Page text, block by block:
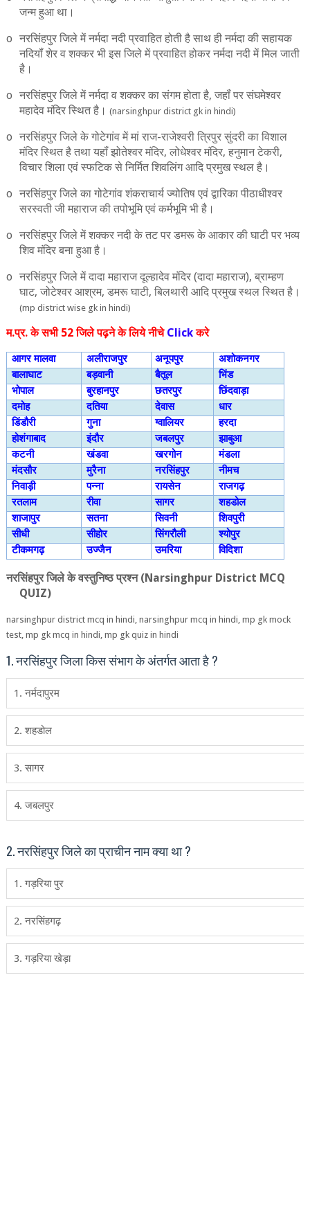
जन्‍म हुआ था।
o नरसिंहपुर जिले में नर्मदा नदी प्रवाहित होती है साथ ही नर्मदा की सहायक
नदियॉं शेर व शक्‍कर भी इस जिले में प्रवाहित होकर नर्मदा नदी में मिल जाती
है।
o नरसिंहपुर जिले में नर्मदा व शक्‍कर का संगम होता है, जहॉं पर संघमेश्‍वर
महादेव मंदिर स्थित है। (narsinghpur district gk in hindi)
o नरसिंहपुर जिले के गोटेगांव में मां राज-राजेश्‍वरी त्रिपुर सुंदरी का विशाल
मंदिर स्थित है तथा यहॉं झोतेश्‍वर मंदिर, लोधेश्‍वर मंदिर, हनुमान टेकरी,
विचार शिला एवं स्‍फटिक से निर्मित शिवलिंग आदि प्रमुख स्‍थल है।
o नरसिंहपुर जिले का गोटेगांव शंकराचार्य ज्‍योतिष एवं द्वारिका पीठाधीश्‍वर
सरस्‍वती जी महाराज की तपोभूमि एवं कर्मभूमि भी है।
o नरसिंहपुर जिले में शक्‍कर नदी के तट पर डमरू के आकार की घाटी पर भव्‍य
शिव मंदिर बना हुआ है।
o नरसिंहपुर जिले में दादा महाराज दूल्‍हादेव मंदिर (दादा महाराज), ब्राम्‍हण
घाट, जोटेश्‍वर आश्रम, डमरू घाटी, बिलथारी आदि प्रमुख स्‍थल स्थित है।
(mp district wise gk in hindi)
म.प्र. के सभी 52 जिले पढ़ने के लिये नीचे Clickकरे
आगर मालवा अलीराजपुर अनूपपुर
अशोकनगर
बालाघाट
बड़वानी बैतूल
भिंड
भोपाल
बुरहानपुर छतरपुर
छिंदवाड़ा
दमोह
दतिया देवास
धार
डिंडौरी
गुना ग्‍वालियर
हरदा
होशंगाबाद
इंदौर जबलपुर
झाबुआ
कटनी
खंडवा खरगोन
मंडला
मंदसौर
मुरैना नरसिंहपुर
नीमच
निवाड़ी
पन्‍ना रायसेन
राजगढ़
रतलाम
रीवा सागर
शहडोल
शाजापुर
सतना सिवनी
शिवपुरी
सीधी
सीहोर सिंगरौली
श्‍योपुर
टीकमगढ़
उज्‍जैन उमरिया विदिशा
नरसिंहपुर जिले के वस्‍तुनिष्‍ठ प्रश्‍न (Narsinghpur District MCQ
QUIZ)
narsinghpur district mcq in hindi, narsinghpur mcq in hindi, mp gk mock
test, mp gk mcq in hindi, mp gk quiz in hindi
1. नरसिंहपुर जिला किस संभाग के अंतर्गत आता है ?
1. नर्मदापुरम
2. शहडोल
3. सागर
4. जबलपुर
2. नरसिंहपुर जिले का प्राचीन नाम क्‍या था ?
1. गड़रिया पुर
2. नरसिंहगढ़
3. गड़रिया खेड़ा